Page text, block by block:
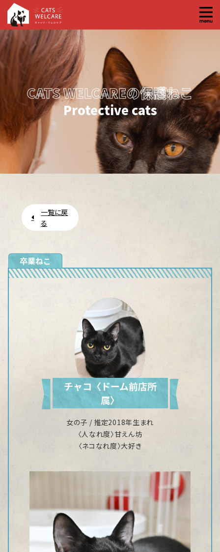
コ
ン
テ
ン
ツ
キ
CATS WELCAREの保護ねこ
Protective cats
一覧に戻
る
卒業ねこ
チャコ〈ドーム前店所
属〉
女の子 / 推定2018年生まれ
〈人なれ度〉甘えん坊
〈ネコなれ度〉大好き